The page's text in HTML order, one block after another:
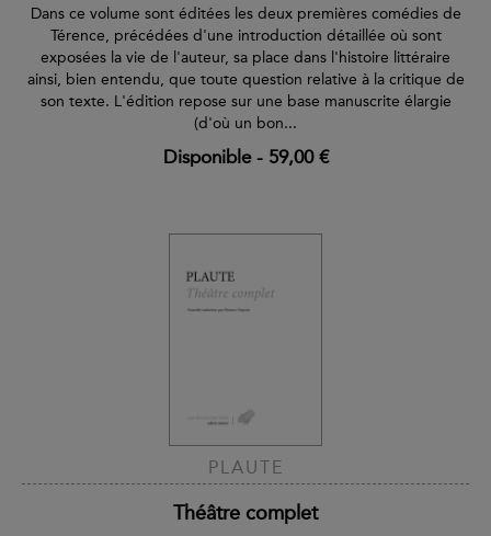
Dans ce volume sont éditées les deux premières comédies de
Térence, précédées d'une introduction détaillée où sont
exposées la vie de l'auteur, sa place dans l'histoire littéraire
ainsi, bien entendu, que toute question relative à la critique de
son texte. L'édition repose sur une base manuscrite élargie
(d'où un bon...
Disponible- 59,00 €
PLAUTE
Théâtre complet